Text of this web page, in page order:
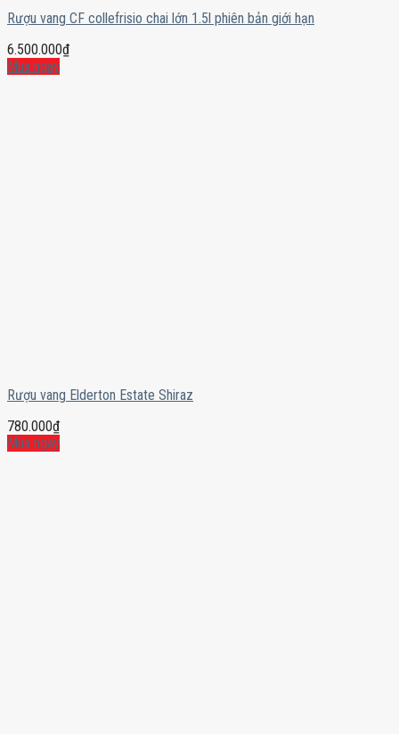
Rượu vang CF collefrisio chai lớn 1.5l phiên bản giới hạn
6.500.000₫
Mua ngay
Rượu vang Elderton Estate Shiraz
780.000₫
Mua ngay